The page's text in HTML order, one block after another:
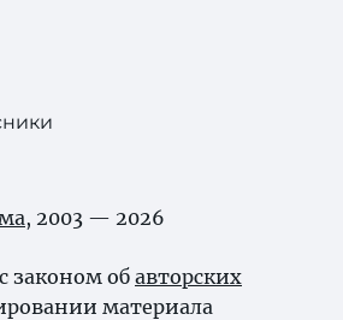
, 2003 — 2026
законом об авторских
материала